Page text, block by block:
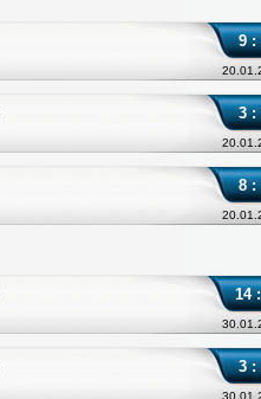
9 :
3 :
8 :
14
3 :